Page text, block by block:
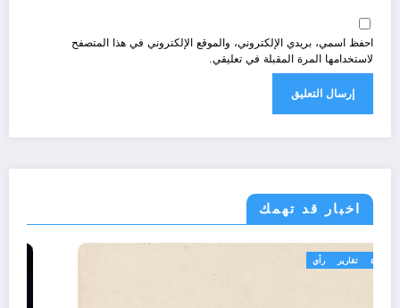
احفظ اسمي، بريدي الإلكتروني، والموقع الإلكتروني في هذا المتصفح
لاستخدامها المرة المقبلة في تعليقي.
اخبار قد تهمك
تعاليق حرة